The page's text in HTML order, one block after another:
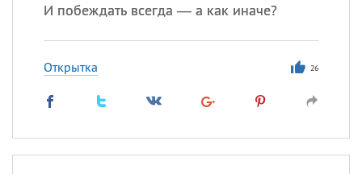
И побеждать всегда — а как иначе?
Открытка 26